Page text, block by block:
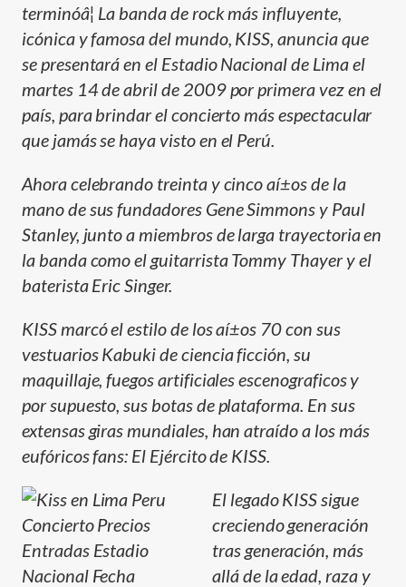
terminóâ¦ La banda de rock más influyente,
icónica y famosa del mundo, KISS, anuncia que
se presentará en el Estadio Nacional de Lima el
martes 14 de abril de 2009 por primera vez en el
paí­s, para brindar el concierto más espectacular
que jamás se haya visto en el Perú.
Ahora celebrando treinta y cinco aí±os de la
mano de sus fundadores Gene Simmons y Paul
Stanley, junto a miembros de larga trayectoria en
la banda como el guitarrista Tommy Thayer y el
baterista Eric Singer.
KISS marcó el estilo de los aí±os 70 con sus
vestuarios Kabuki de ciencia ficción, su
maquillaje, fuegos artificiales escenograficos y
por supuesto, sus botas de plataforma. En sus
extensas giras mundiales, han atraí­do a los más
eufóricos fans: El Ejército de KISS.
El legado KISS sigue
creciendo generación
tras generación, más
allá de la edad, raza y